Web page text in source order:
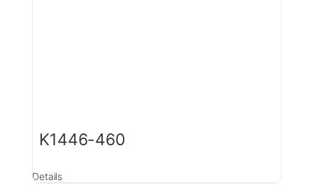
K1446-460
Details